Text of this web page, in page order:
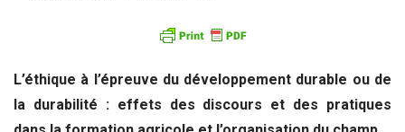
L’éthique à l’épreuve du développement durable ou de
la durabilité : effets des discours et des pratiques